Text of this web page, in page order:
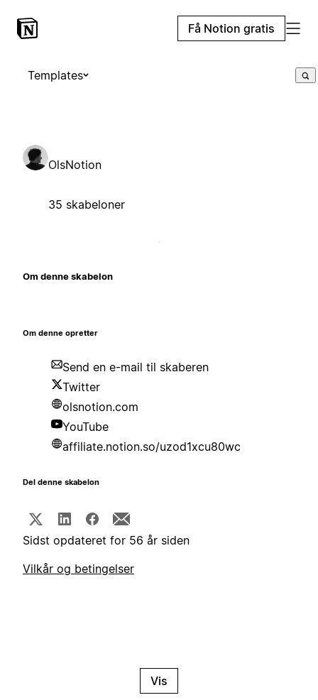
Få Notion gratis
Templates
OlsNotion
35 skabeloner
Om denne skabelon
Om denne opretter
Send en e-mail til skaberen
Twitter
olsnotion.com
YouTube
affiliate.notion.so/uzod1xcu80wc
Del denne skabelon
Sidst opdateret for 56 år siden
Vilkår og betingelser
Vis